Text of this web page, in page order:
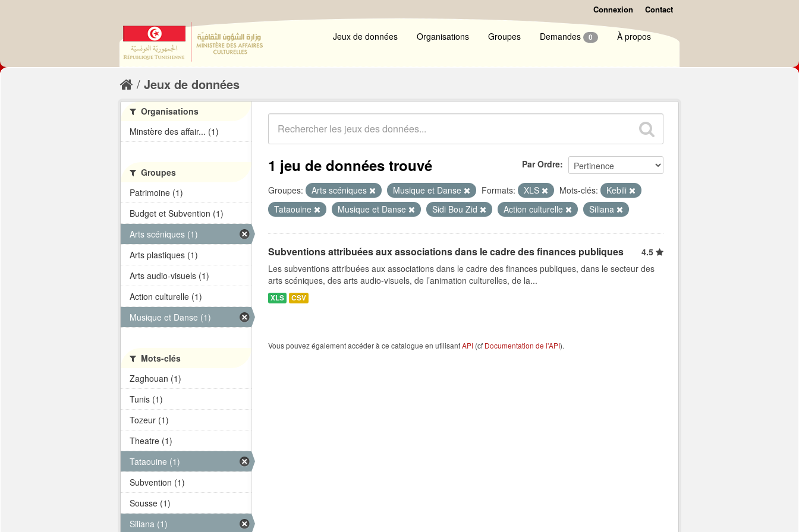
Connexion Contact
Jeux de données Organisations Groupes Demandes 0 À propos
Jeux de données
Par Ordre
1 jeu de données trouvé
Groupes: Arts scéniques Musique et Danse Formats: XLS Mots-clés:
Kebili
Tataouine
Musique et Danse Sidi Bou Zid Action culturelle Siliana
Subventions attribuées aux associations dans le cadre des finances publiques
4.5
Les subventions attribuées aux associations dans le cadre des finances publiques, dans le secteur des
arts scéniques, des arts audio-visuels, de l’animation culturelles, de la...
XLS CSV
Vous pouvez également accéder à ce catalogue en utilisantAPI (cf Documentation de l'API).
Organisations
Minstère des affair... (1)
Groupes
Patrimoine (1)
Budget et Subvention (1)
Arts scéniques (1)
Arts plastiques (1)
Arts audio-visuels (1)
Action culturelle (1)
Musique et Danse (1)
Mots-clés
Zaghouan (1)
Tunis (1)
Tozeur (1)
Theatre (1)
Tataouine (1)
Subvention (1)
Sousse (1)
Siliana (1)